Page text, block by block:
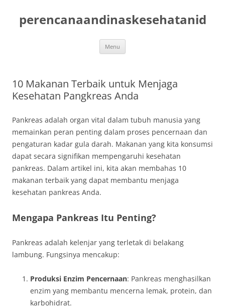
content
perencanaandinaskesehatanid
Menu
10 Makanan Terbaik untuk Menjaga
Kesehatan Pangkreas Anda
Pankreas adalah organ vital dalam tubuh manusia yang
memainkan peran penting dalam proses pencernaan dan
pengaturan kadar gula darah. Makanan yang kita konsumsi
dapat secara signifikan mempengaruhi kesehatan
pankreas. Dalam artikel ini, kita akan membahas 10
makanan terbaik yang dapat membantu menjaga
kesehatan pankreas Anda.
Mengapa Pankreas Itu Penting?
Pankreas adalah kelenjar yang terletak di belakang
lambung. Fungsinya mencakup:
Produksi Enzim Pencernaan: Pankreas menghasilkan
enzim yang membantu mencerna lemak, protein, dan
karbohidrat.